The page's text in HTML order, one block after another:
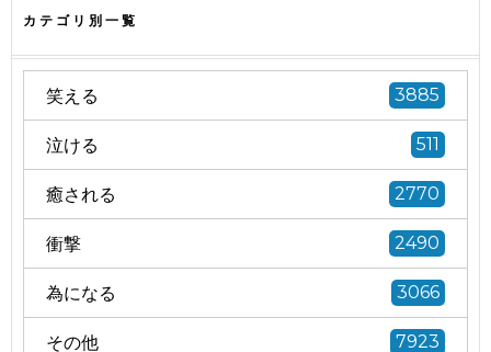
カテゴリ別一覧
笑える 3885
泣ける 511
癒される 2770
衝撃 2490
為になる 3066
その他 7923